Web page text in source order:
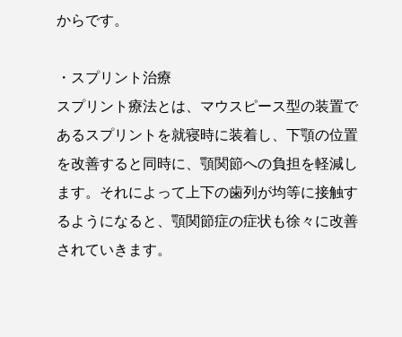
からです。
・スプリント治療
スプリント療法とは、マウスピース型の装置で
あるスプリントを就寝時に装着し、下顎の位置
を改善すると同時に、顎関節への負担を軽減し
ます。それによって上下の歯列が均等に接触す
るようになると、顎関節症の症状も徐々に改善
されていきます。